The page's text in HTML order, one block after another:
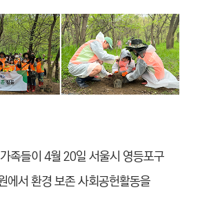
족들이 4월 20일 서울시 영등포구
에서 환경 보존 사회공헌활동을